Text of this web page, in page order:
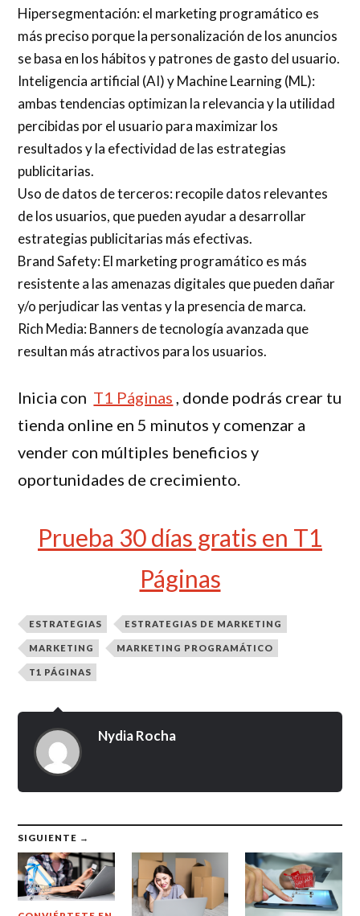
Hipersegmentación: el marketing programático es
más preciso porque la personalización de los anuncios
se basa en los hábitos y patrones de gasto del usuario.
Inteligencia artificial (AI) y Machine Learning (ML):
ambas tendencias optimizan la relevancia y la utilidad
percibidas por el usuario para maximizar los
resultados y la efectividad de las estrategias
publicitarias.
Uso de datos de terceros: recopile datos relevantes
de los usuarios, que pueden ayudar a desarrollar
estrategias publicitarias más efectivas.
Brand Safety: El marketing programático es más
resistente a las amenazas digitales que pueden dañar
y/o perjudicar las ventas y la presencia de marca.
Rich Media: Banners de tecnología avanzada que
resultan más atractivos para los usuarios.
Inicia con T1 Páginas , donde podrás crear tu
tienda online en 5 minutos y comenzar a
vender con múltiples beneficios y
oportunidades de crecimiento.
Prueba 30 días gratis en T1
Páginas
ESTRATEGIAS ESTRATEGIAS DE MARKETING
MARKETING MARKETING PROGRAMÁTICO
T1 PÁGINAS
Nydia Rocha
SIGUIENTE →